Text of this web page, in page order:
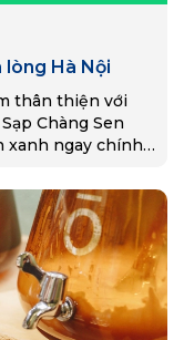
lòng Hà Nội
thân thiện với
Chàng Sen
xanh ngay chính